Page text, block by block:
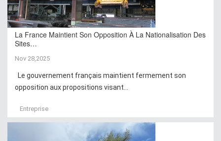
La France Maintient Son Opposition À La Nationalisation Des
Sites…
Nov 28,2025
Le gouvernement français maintient fermement son
opposition aux propositions visant...
Entreprise